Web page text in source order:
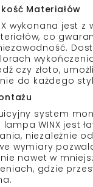
Materiałów
wykonana jest z
co
czy złoto,
do każdego
system
lampa WINX jest
niezależnie
wymiary
nawet w
gdzie